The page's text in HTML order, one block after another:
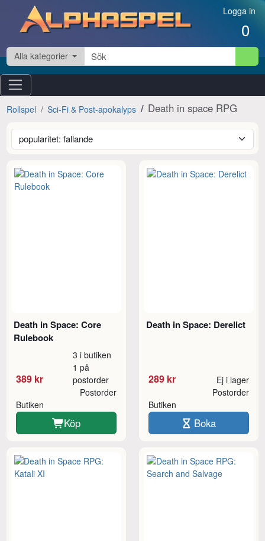
Hoppa till innehåll Logga in
0
Alla kategorier
Rollspel Sci-Fi & Post-apokalyps Death in space RPG
Death in Space: Core
Rulebook
389 kr
3 i butiken
1 på
postorder
Butiken
Postorder
Köp
Death in Space: Derelict
289 kr Ej i lager
Butiken
Postorder
Boka